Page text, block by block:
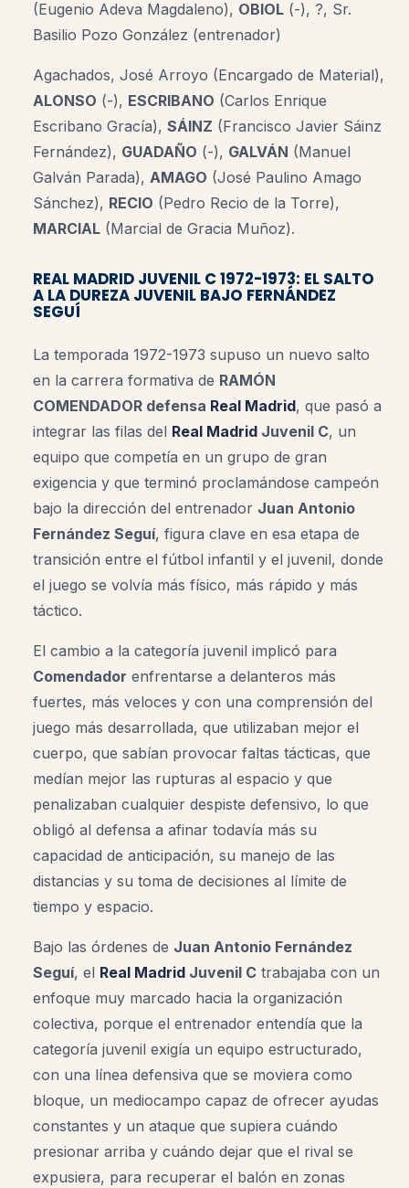
(Eugenio Adeva Magdaleno), OBIOL (-), ?, Sr.
Basilio Pozo González (entrenador)
Agachados, José Arroyo (Encargado de Material),
ALONSO (-), ESCRIBANO (Carlos Enrique
Escribano Gracía), SÁINZ (Francisco Javier Sáinz
Fernández), GUADAÑO (-), GALVÁN (Manuel
Galván Parada), AMAGO (José Paulino Amago
Sánchez), RECIO (Pedro Recio de la Torre),
MARCIAL (Marcial de Gracia Muñoz).
REAL MADRID JUVENIL C 1972-1973: EL SALTO
A LA DUREZA JUVENIL BAJO FERNÁNDEZ
SEGUÍ
La temporada 1972-1973 supuso un nuevo salto
en la carrera formativa de RAMÓN
COMENDADOR defensa Real Madrid, que pasó a
integrar las filas del Real Madrid Juvenil C, un
equipo que competía en un grupo de gran
exigencia y que terminó proclamándose campeón
bajo la dirección del entrenador Juan Antonio
Fernández Seguí, figura clave en esa etapa de
transición entre el fútbol infantil y el juvenil, donde
el juego se volvía más físico, más rápido y más
táctico.
El cambio a la categoría juvenil implicó para
Comendador enfrentarse a delanteros más
fuertes, más veloces y con una comprensión del
juego más desarrollada, que utilizaban mejor el
cuerpo, que sabían provocar faltas tácticas, que
medían mejor las rupturas al espacio y que
penalizaban cualquier despiste defensivo, lo que
obligó al defensa a afinar todavía más su
capacidad de anticipación, su manejo de las
distancias y su toma de decisiones al límite de
tiempo y espacio.
Bajo las órdenes de Juan Antonio Fernández
Seguí, el Real Madrid Juvenil C trabajaba con un
enfoque muy marcado hacia la organización
colectiva, porque el entrenador entendía que la
categoría juvenil exigía un equipo estructurado,
con una línea defensiva que se moviera como
bloque, un mediocampo capaz de ofrecer ayudas
constantes y un ataque que supiera cuándo
presionar arriba y cuándo dejar que el rival se
expusiera, para recuperar el balón en zonas